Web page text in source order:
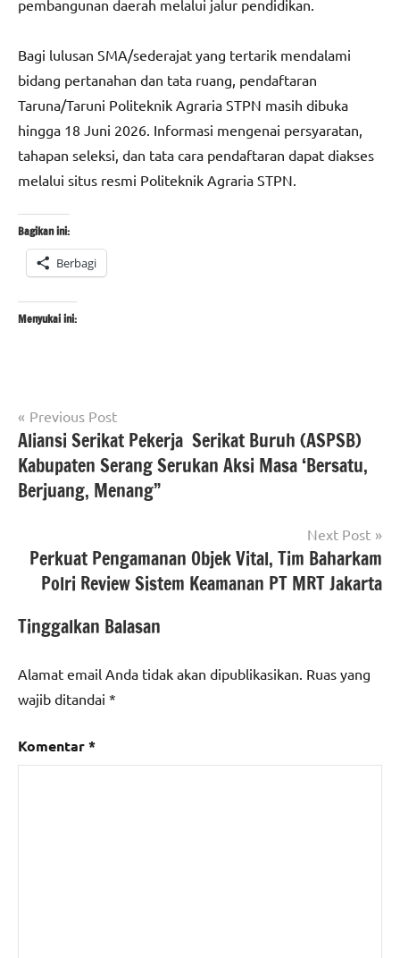
pembangunan daerah melalui jalur pendidikan.
Bagi lulusan SMA/sederajat yang tertarik mendalami
bidang pertanahan dan tata ruang, pendaftaran
Taruna/Taruni Politeknik Agraria STPN masih dibuka
hingga 18 Juni 2026. Informasi mengenai persyaratan,
tahapan seleksi, dan tata cara pendaftaran dapat diakses
melalui situs resmi Politeknik Agraria STPN.
Bagikan ini:
Berbagi
Menyukai ini:
Tagged
with
#ATRBPN ,
#beritaNasional
#KementerianATRBPN
#atrbpn
#beritanasional
#kementarianatrbpn
Navigasi
pos
Previous Post
Aliansi Serikat Pekerja Serikat Buruh (ASPSB)
Kabupaten Serang Serukan Aksi Masa ‘Bersatu,
Berjuang, Menang”
Next Post
Perkuat Pengamanan Objek Vital, Tim Baharkam
Polri Review Sistem Keamanan PT MRT Jakarta
Tinggalkan Balasan
Alamat email Anda tidak akan dipublikasikan. Ruas yang
wajib ditandai *
Komentar*